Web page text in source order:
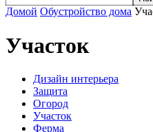
Домой Обустройство дома
Участок
Дизайн интерьера
Защита
Огород
Участок
Ферма